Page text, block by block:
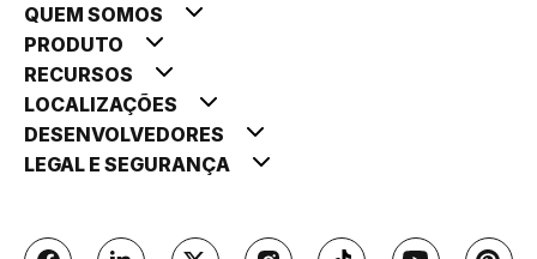
QUEM SOMOS
PRODUTO
RECURSOS
LOCALIZAÇÕES
DESENVOLVEDORES
LEGAL E SEGURANÇA